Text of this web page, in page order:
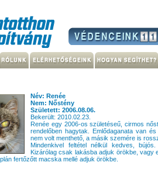
Név: Renée
Nem: Nőstény
Született: 2006.08.06.
Bekerült: 2010.02.23.
Renée egy 2006-os születéseű, cirmos
rendelőben hagytak. Emlődaganata van
nem volt menthető, a másik szemére is
Mindenkivel feltétel nélkül kedves,
Kizárólag csak lakásba adjuk örökbe, vagy
fertőzőtt macska mellé adjuk örökbe.